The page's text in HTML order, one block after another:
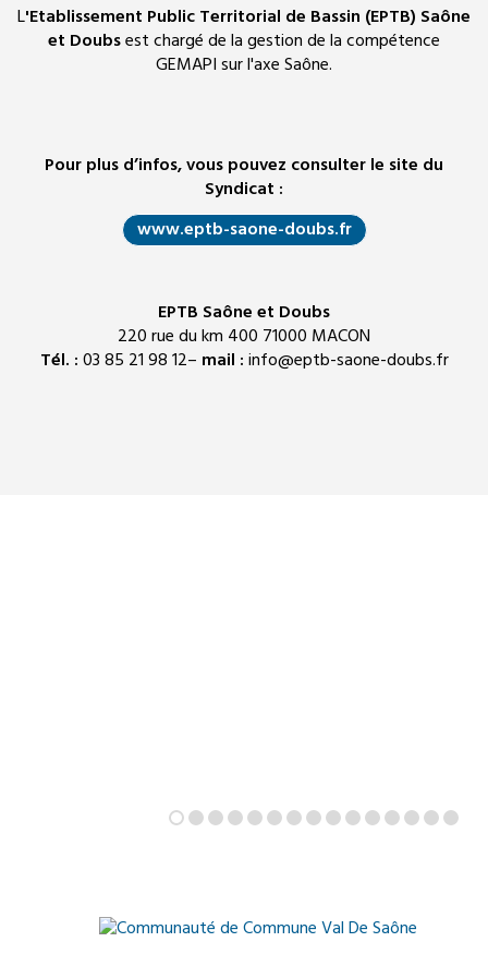
L'Etablissement Public Territorial de Bassin (EPTB) Saône
et Doubsest chargé de la gestion de la compétence
GEMAPI sur l'axe Saône.
Pour plus d’infos, vous pouvez consulter le site du
Syndicat :
www.eptb-saone-doubs.fr
EPTB Saône et Doubs
220 rue du km 400 71000 MACON
Tél. :03 85 21 98 12– mail :info@eptb-saone-doubs.fr